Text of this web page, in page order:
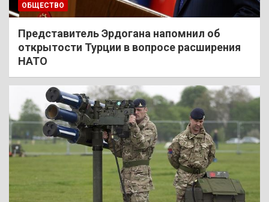
ОБЩЕСТВО
Представитель Эрдогана напомнил об
открытости Турции в вопросе расширения
НАТО